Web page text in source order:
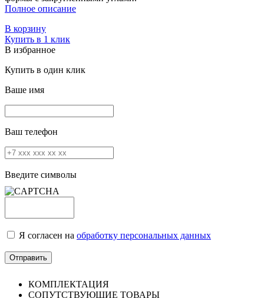
Полное описание
В корзину
Купить в 1 клик
В избранное
Купить в один клик
Ваше имя
Ваш телефон
Введите символы
Я согласен на обработку персональных данных
КОМПЛЕКТАЦИЯ
СОПУТСТВУЮЩИЕ ТОВАРЫ